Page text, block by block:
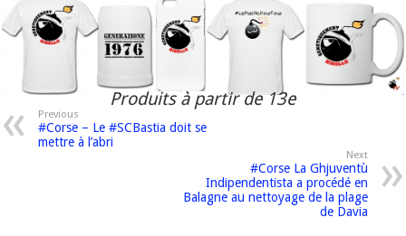
Produits à partir de 13e
Previous
#Corse – Le #SCBastia doit se
mettre à l’abri
Next
#Corse La Ghjuventù
Indipendentista a procédé en
Balagne au nettoyage de la plage
de Davia